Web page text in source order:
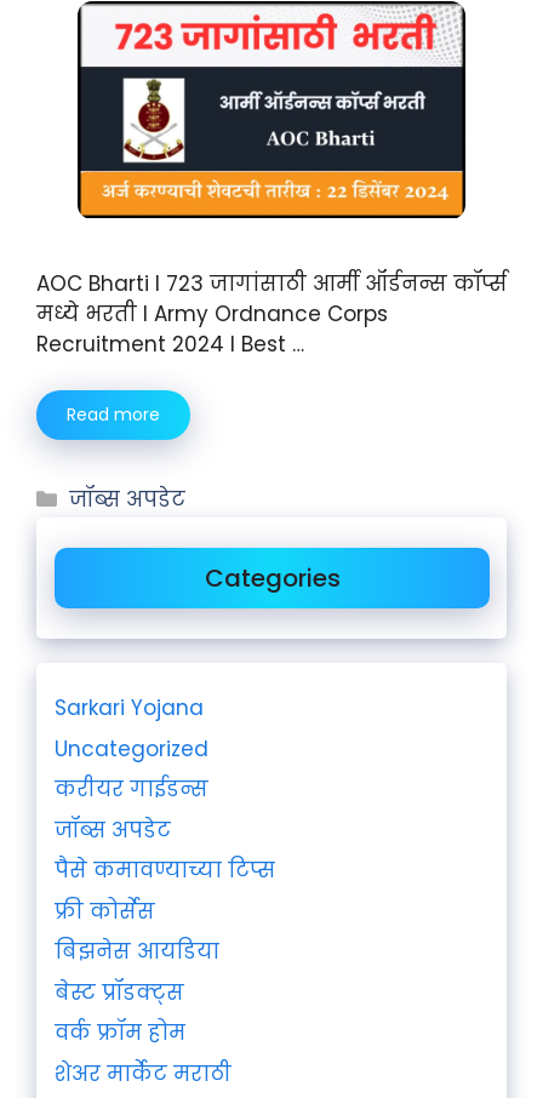
AOC Bharti I 723 जागांसाठी आर्मी ऑर्डनन्स कॉर्प्स
मध्ये भरती I Army Ordnance Corps
Recruitment 2024 I Best …
Read more
जॉब्स अपडेट
Categories
Sarkari Yojana
Uncategorized
करीयर गाईडन्स
जॉब्स अपडेट
पैसे कमावण्याच्या टिप्स
फ्री कोर्सेस
बिझनेस आयडिया
बेस्ट प्रॉडक्ट्स
वर्क फ्रॉम होम
शेअर मार्केट मराठी